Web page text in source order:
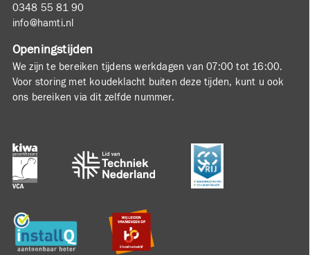
0348 55 81 90
info@hamti.nl
Openingstijden
We zijn te bereiken tijdens werkdagen van 07:00 tot 16:00.
Voor storing met koudeklacht buiten deze tijden, kunt u ook
ons bereiken via dit zelfde nummer.